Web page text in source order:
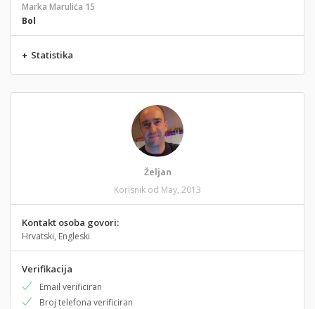
Marka Marulića 15
Bol
+ Statistika
Željan
Korisnik od May, 2013
Kontakt osoba govori:
Hrvatski, Engleski
Verifikacija
Email verificiran
Broj telefona verificiran